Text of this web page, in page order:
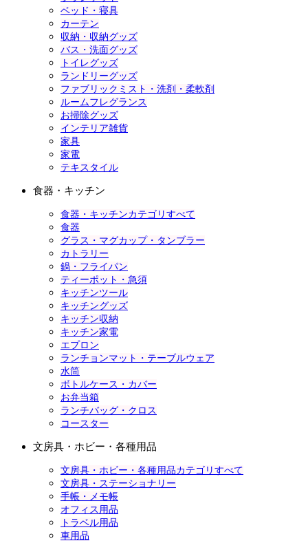
ベッド・寝具
カーテン
収納・収納グッズ
バス・洗面グッズ
トイレグッズ
ランドリーグッズ
ファブリックミスト・洗剤・柔軟剤
ルームフレグランス
お掃除グッズ
インテリア雑貨
家具
家電
テキスタイル
食器・キッチン
食器・キッチンカテゴリすべて
食器
グラス・マグカップ・タンブラー
カトラリー
鍋・フライパン
ティーポット・急須
キッチンツール
キッチングッズ
キッチン収納
キッチン家電
エプロン
ランチョンマット・テーブルウェア
水筒
ボトルケース・カバー
お弁当箱
ランチバッグ・クロス
コースター
文房具・ホビー・各種用品
文房具・ホビー・各種用品カテゴリすべて
文房具・ステーショナリー
手帳・メモ帳
オフィス用品
トラベル用品
車用品